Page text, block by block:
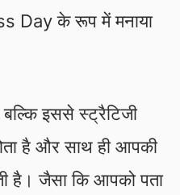
Day के रूप में मनाया
इससे स्ट्रैटिजी
है और साथ ही आपकी
है। जैसा कि आपको पता